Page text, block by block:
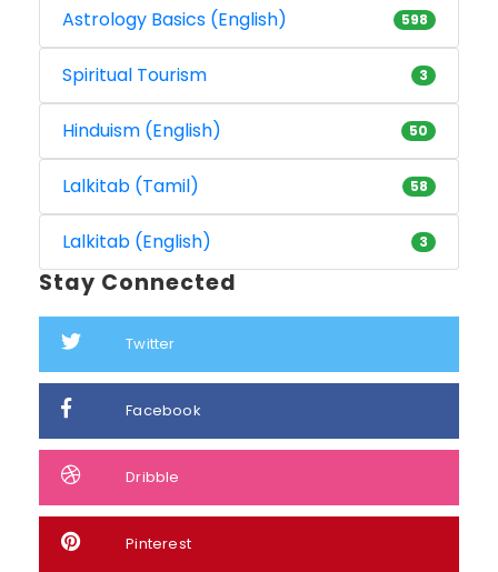
Astrology Basics (English) 598
Spiritual Tourism 3
Hinduism (English) 50
Lalkitab (Tamil) 58
Lalkitab (English) 3
Stay Connected
Twitter
Facebook
Dribble
Pinterest